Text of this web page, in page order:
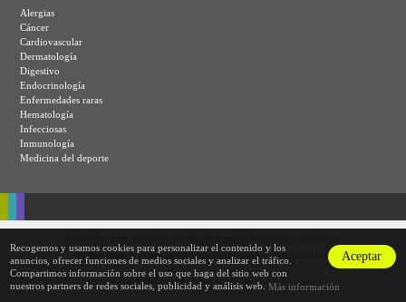
Alergias
Cáncer
Cardiovascular
Dermatología
Digestivo
Endocrinología
Enfermedades raras
Hematología
Infecciosas
Inmunología
Medicina del deporte
© Prohibida la copia de cualquier contenido sin autorización.
Quiénes somos| Contacto|Aviso legal
Aceptar
Recogemos y usamos cookies para personalizar el contenido y los
anuncios, ofrecer funciones de medios sociales y analizar el tráfico.
Compartimos información sobre el uso que haga del sitio web con
nuestros partners de redes sociales, publicidad y análisis web.Más información